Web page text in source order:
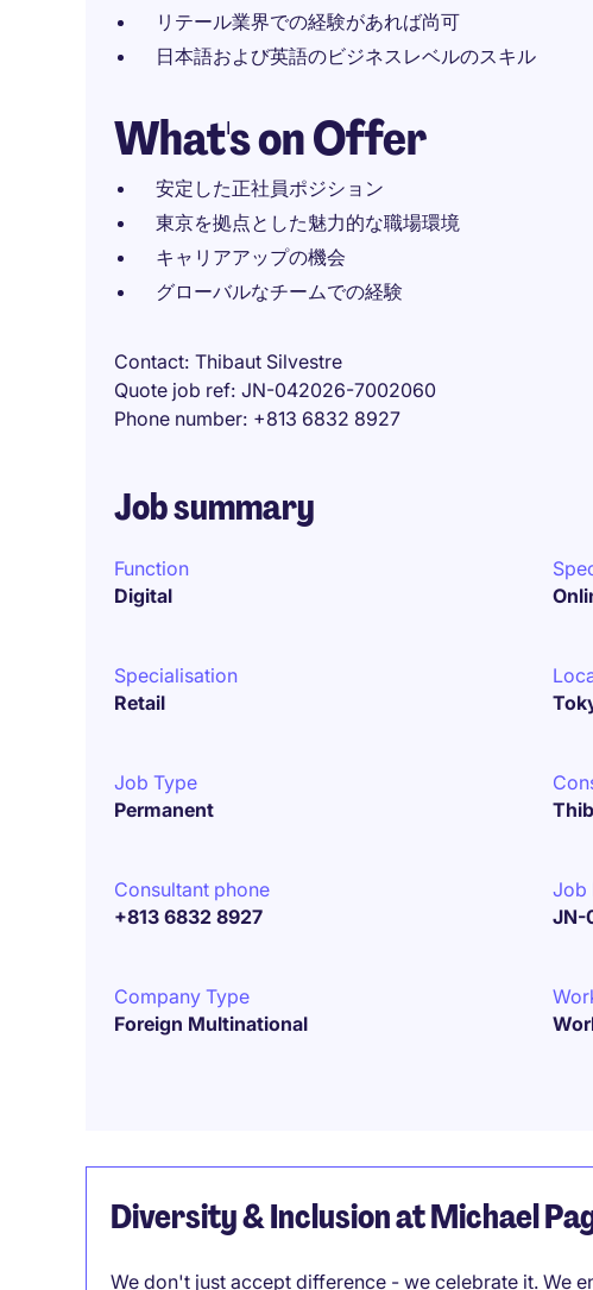
リテール業界での経験があれば尚可
日本語および英語のビジネスレベルのスキル
What's on Offer
安定した正社員ポジション
東京を拠点とした魅力的な職場環境
キャリアアップの機会
グローバルなチームでの経験
Contact Thibaut Silvestre
Quote job ref JN-042026-7002060
Phone number +813 6832 8927
Job summary
Function
Digital
Specialisation
Retail
Job Type
Permanent
Consultant phone
+813 6832 8927
Job
JN-
Company Type
Foreign Multinational
Diversity & Inclusion at Michael
We don't just accept difference - we celebrate it. We